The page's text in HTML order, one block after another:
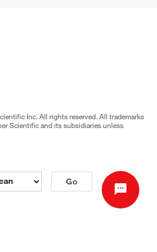
Inc. All rights reserved. All trademarks
Scientific and its subsidiaries unless
Go